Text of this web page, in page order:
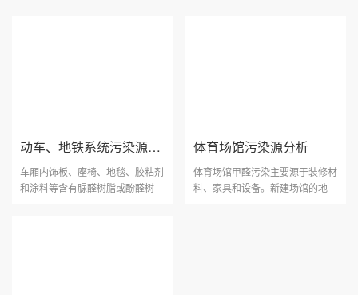
动车、地铁系统污染源分析
车厢内饰板、座椅、地毯、胶粘剂
和涂料等含有脲醛树脂或酚醛树
体育场馆污染源分析
体育场馆甲醛污染主要源于装修材
料、家具和设备。新建场馆的地